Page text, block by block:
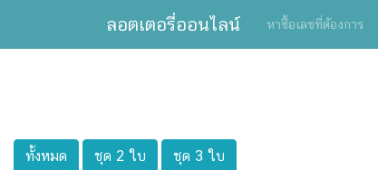
ลอตเตอรี่ออนไลน์ หาซื้อเลขที่ต้องการ
ทั้งหมด ชุด 2 ใบ ชุด 3 ใบ